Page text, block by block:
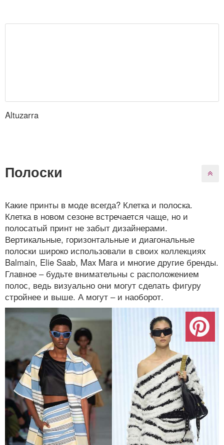
Altuzarra
Полоски
Какие принты в моде всегда? Клетка и полоска.
Клетка в новом сезоне встречается чаще, но и
полосатый принт не забыт дизайнерами.
Вертикальные, горизонтальные и диагональные
полоски широко использовали в своих коллекциях
Balmain, Elie Saab, Max Mara и многие другие бренды.
Главное – будьте внимательны с расположением
полос, ведь визуально они могут сделать фигуру
стройнее и выше. А могут – и наоборот.